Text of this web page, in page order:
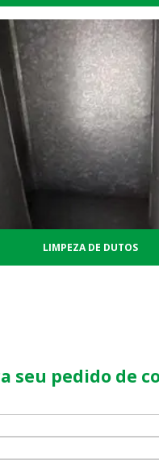
LIMPEZA DE DUTOS
seu pedido de